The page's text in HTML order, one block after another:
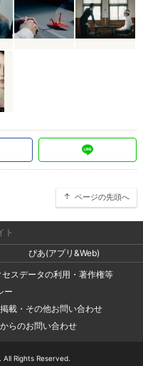
ページの先頭へ
ト
ぴあ(アプリ&Web)
セスデータの利用・著作権等
ー
載・その他お問い合わせ
らのお問い合わせ
Rights Reserved.